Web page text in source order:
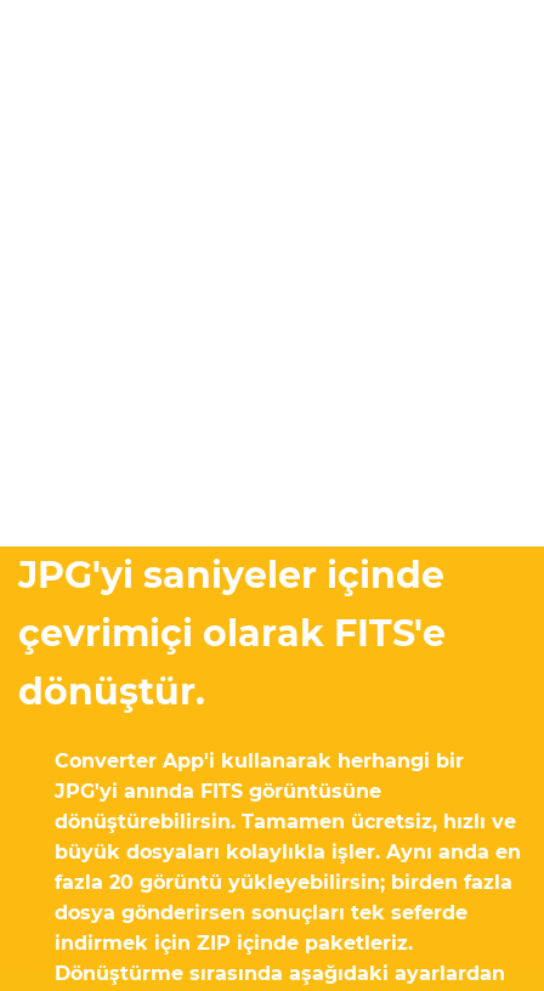
JPG'yi saniyeler içinde
çevrimiçi olarak FITS'e
dönüştür.
Converter App'i kullanarak herhangi bir
JPG'yi anında FITS görüntüsüne
dönüştürebilirsin. Tamamen ücretsiz, hızlı ve
büyük dosyaları kolaylıkla işler. Aynı anda en
fazla 20 görüntü yükleyebilirsin; birden fazla
dosya gönderirsen sonuçları tek seferde
indirmek için ZIP içinde paketleriz.
Dönüştürme sırasında aşağıdaki ayarlardan